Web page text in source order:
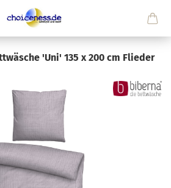
'Uni' 135 x 200 cm Flieder